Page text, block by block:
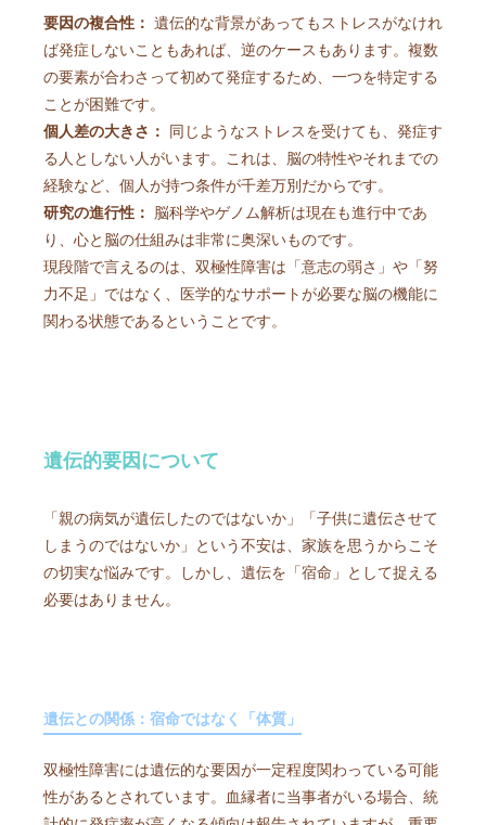
要因の複合性： 遺伝的な背景があってもストレスがなけれ
ば発症しないこともあれば、逆のケースもあります。複数
の要素が合わさって初めて発症するため、一つを特定する
ことが困難です。
個人差の大きさ：
同じようなストレスを受けても、発症す
る人としない人がいます。これは、脳の特性やそれまでの
経験など、個人が持つ条件が千差万別だからです。
研究の進行性：
脳科学やゲノム解析は現在も進行中であ
り、心と脳の仕組みは非常に奥深いものです。
現段階で言えるのは、双極性障害は「意志の弱さ」や「努
力不足」ではなく、医学的なサポートが必要な脳の機能に
関わる状態であるということです。
遺伝的要因について
「親の病気が遺伝したのではないか」「子供に遺伝させて
しまうのではないか」という不安は、家族を思うからこそ
の切実な悩みです。しかし、遺伝を「宿命」として捉える
必要はありません。
遺伝との関係：宿命ではなく「体質」
双極性障害には遺伝的な要因が一定程度関わっている可能
性があるとされています。血縁者に当事者がいる場合、統